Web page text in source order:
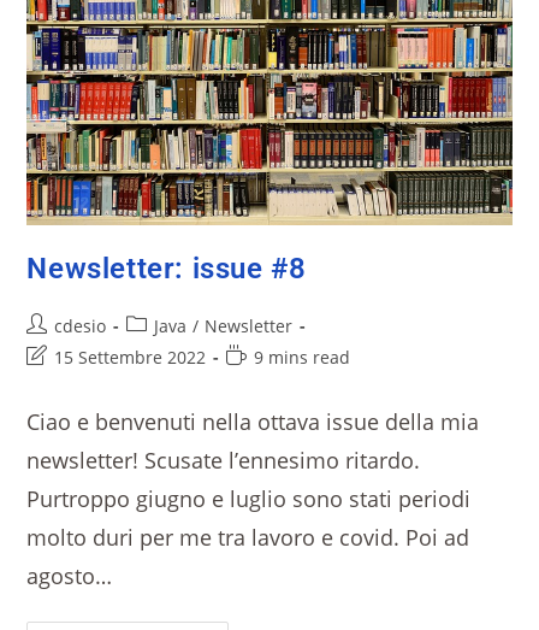
Newsletter: issue #8
cdesio Java / Newsletter
15 Settembre 2022
9 mins read
Ciao e benvenuti nella ottava issue della mia
newsletter! Scusate l’ennesimo ritardo.
Purtroppo giugno e luglio sono stati periodi
molto duri per me tra lavoro e covid. Poi ad
agosto…